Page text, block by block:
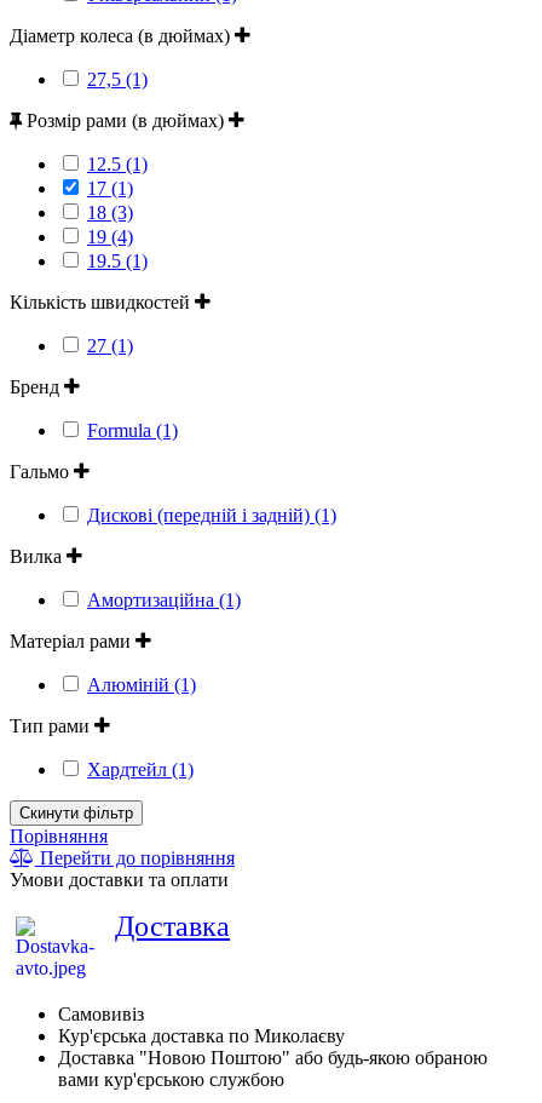
Діаметр колеса (в дюймах)
27,5 (1)
Розмір рами (в дюймах)
12.5 (1)
17 (1)
18 (3)
19 (4)
19.5 (1)
Кількість швидкостей
27 (1)
Бренд
Formula (1)
Гальмо
Дискові (передній і задній) (1)
Вилка
Амортизаційна (1)
Матеріал рами
Алюміній (1)
Тип рами
Хардтейл (1)
Скинути фільтр
Порівняння
Перейти до порівняння
Умови доставки та оплати
Доставка
Самовивіз
Кур'єрська доставка по Миколаєву
Доставка "Новою Поштою" або будь-якою обраною
вами кур'єрською службою